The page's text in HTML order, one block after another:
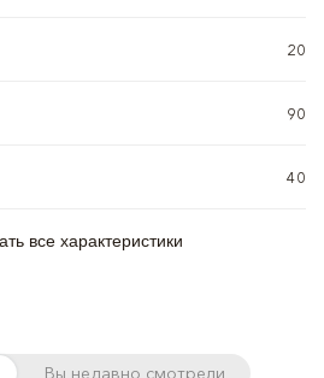
20
90
40
все характеристики
Вы недавно смотрели